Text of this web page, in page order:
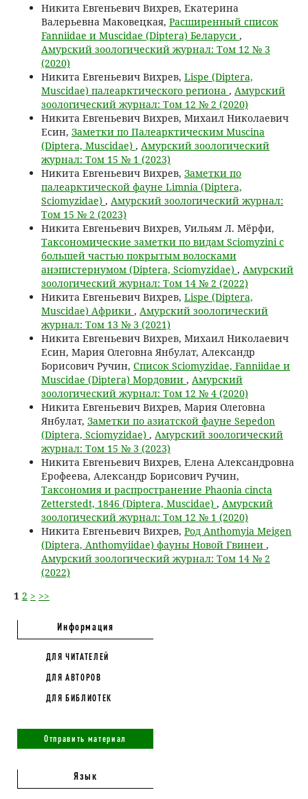
Никита Евгеньевич Вихрев, Екатерина
Валерьевна Маковецкая, Расширенный список
Fanniidae и Muscidae (Diptera) Беларуси ,
Амурский зоологический журнал: Том 12 № 3
(2020)
Никита Евгеньевич Вихрев, Lispe (Diptera,
Muscidae) палеарктического региона , Амурский
зоологический журнал: Том 12 № 2 (2020)
Никита Евгеньевич Вихрев, Михаил Николаевич
Есин, Заметки по Палеарктическим Muscina
(Diptera, Muscidae) , Амурский зоологический
журнал: Том 15 № 1 (2023)
Никита Евгеньевич Вихрев, Заметки по
палеарктической фауне Limnia (Diptera,
Sciomyzidae) , Амурский зоологический журнал:
Том 15 № 2 (2023)
Никита Евгеньевич Вихрев, Уильям Л. Мёрфи,
Таксономические заметки по видам Sciomyzini с
большей частью покрытым волосками
анэпистернумом (Diptera, Sciomyzidae) , Амурский
зоологический журнал: Том 14 № 2 (2022)
Никита Евгеньевич Вихрев, Lispe (Diptera,
Muscidae) Африки , Амурский зоологический
журнал: Том 13 № 3 (2021)
Никита Евгеньевич Вихрев, Михаил Николаевич
Есин, Мария Олеговна Янбулат, Александр
Борисович Ручин, Список Sciomyzidae, Fanniidae и
Muscidae (Diptera) Мордовии , Амурский
зоологический журнал: Том 12 № 4 (2020)
Никита Евгеньевич Вихрев, Мария Олеговна
Янбулат, Заметки по азиатской фауне Sepedon
(Diptera, Sciomyzidae) , Амурский зоологический
журнал: Том 15 № 3 (2023)
Никита Евгеньевич Вихрев, Елена Александровна
Ерофеева, Александр Борисович Ручин,
Таксономия и распространение Phaonia cincta
Zetterstedt, 1846 (Diptera, Muscidae) , Амурский
зоологический журнал: Том 12 № 1 (2020)
Никита Евгеньевич Вихрев, Род Anthomyia Meigen
(Diptera, Anthomyiidae) фауны Новой Гвинеи ,
Амурский зоологический журнал: Том 14 № 2
(2022)
1 2 > >>
Информация
ДЛЯ ЧИТАТЕЛЕЙ
ДЛЯ АВТОРОВ
ДЛЯ БИБЛИОТЕК
Отправить материал
Язык